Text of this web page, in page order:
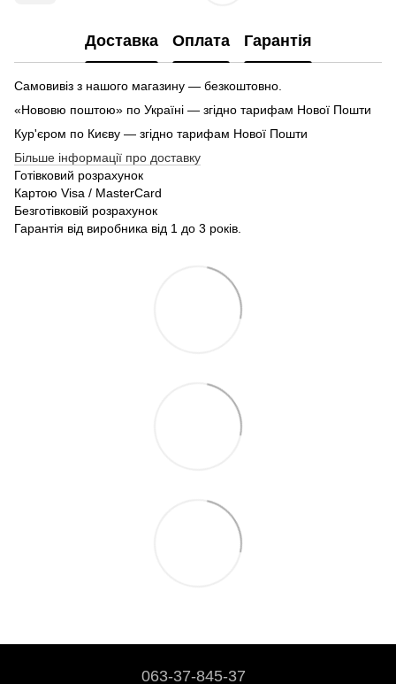
Доставка Оплата Гарантія
Самовивіз з нашого магазину — безкоштовно.
«Нововю поштою» по Україні — згідно тарифам Нової Пошти
Кур'єром по Києву — згідно тарифам Нової Пошти
Більше інформації про доставку
Готівковий розрахунок
Картою Visa / MasterCard
Безготівковій розрахунок
Гарантія від виробника від 1 до 3 років.
063-37-845-37